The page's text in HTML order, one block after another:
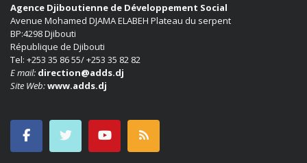
Agence Djiboutienne de Développement Social
Avenue Mohamed DJAMA ELABEH Plateau du serpent
BP:4298 Djibouti
République de Djibouti
Tel: +253 35 86 55/ +253 35 82 82
E mail: direction@adds.dj
Site Web:www.adds.dj